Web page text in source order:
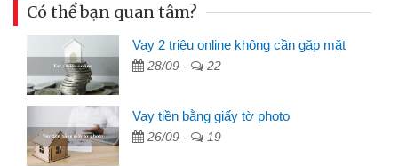
Có thể bạn quan tâm?
Vay 2 triệu online không cần gặp mặt
28/09 - 22
Vay tiền bằng giấy tờ photo
26/09 - 19